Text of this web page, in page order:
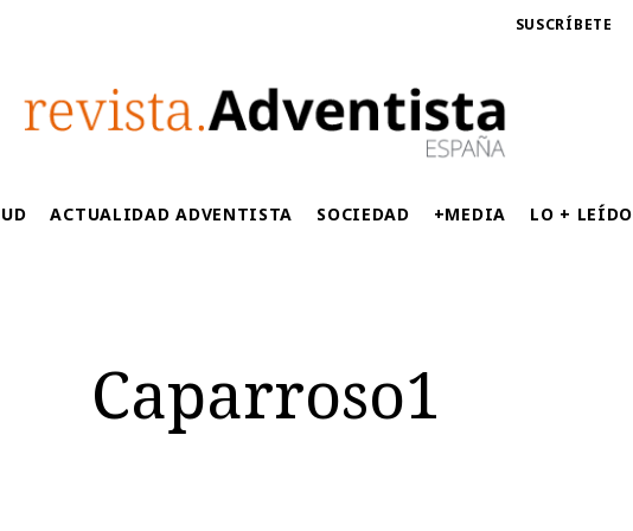
SUSCRÍBETE
ACTUALIDAD ADVENTISTA SOCIEDAD +MEDIA LO + LEÍDO
Caparroso1